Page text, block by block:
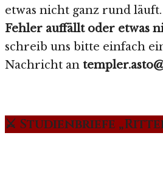
etwas nicht ganz rund läuft.
Fehler auffällt oder etwas
schreib uns bitte einfach
Nachricht an
⚔️ Studienbriefe